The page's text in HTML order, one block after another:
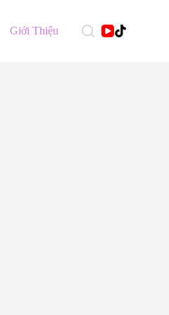
Giới Thiệu